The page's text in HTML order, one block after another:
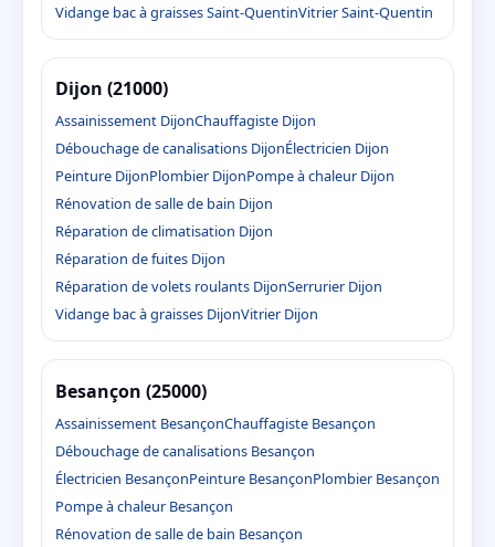
Vidange bac à graisses Saint-QuentinVitrier Saint-Quentin
Dijon (21000)
Assainissement DijonChauffagiste Dijon
Débouchage de canalisations DijonÉlectricien Dijon
Peinture DijonPlombier DijonPompe à chaleur Dijon
Rénovation de salle de bain Dijon
Réparation de climatisation Dijon
Réparation de fuites Dijon
Réparation de volets roulants DijonSerrurier Dijon
Vidange bac à graisses DijonVitrier Dijon
Besançon (25000)
Assainissement BesançonChauffagiste Besançon
Débouchage de canalisations Besançon
Électricien BesançonPeinture BesançonPlombier Besançon
Pompe à chaleur Besançon
Rénovation de salle de bain Besançon